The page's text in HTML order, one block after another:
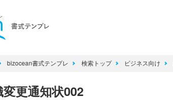
bizocean書式テンプレ 検索トップ ビジネス向け
更通知状002